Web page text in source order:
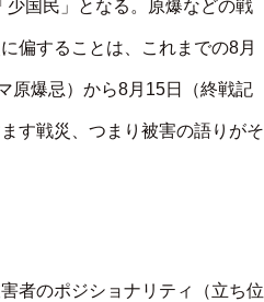
国民」となる。原爆などの戦
偏することは、これまでの8月
原爆忌）から8月15日（終戦記
す戦災、つまり被害の語りがそ
者のポジショナリティ（立ち位